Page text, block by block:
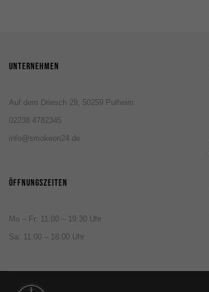
UNTERNEHMEN
Auf dem Driesch 29, 50259 Pulheim
02238 4782345
info@smokeon24.de
ÖFFNUNGSZEITEN
Mo – Fr: 11:00 – 19:30 Uhr
Sa: 11:00 – 18:00 Uhr